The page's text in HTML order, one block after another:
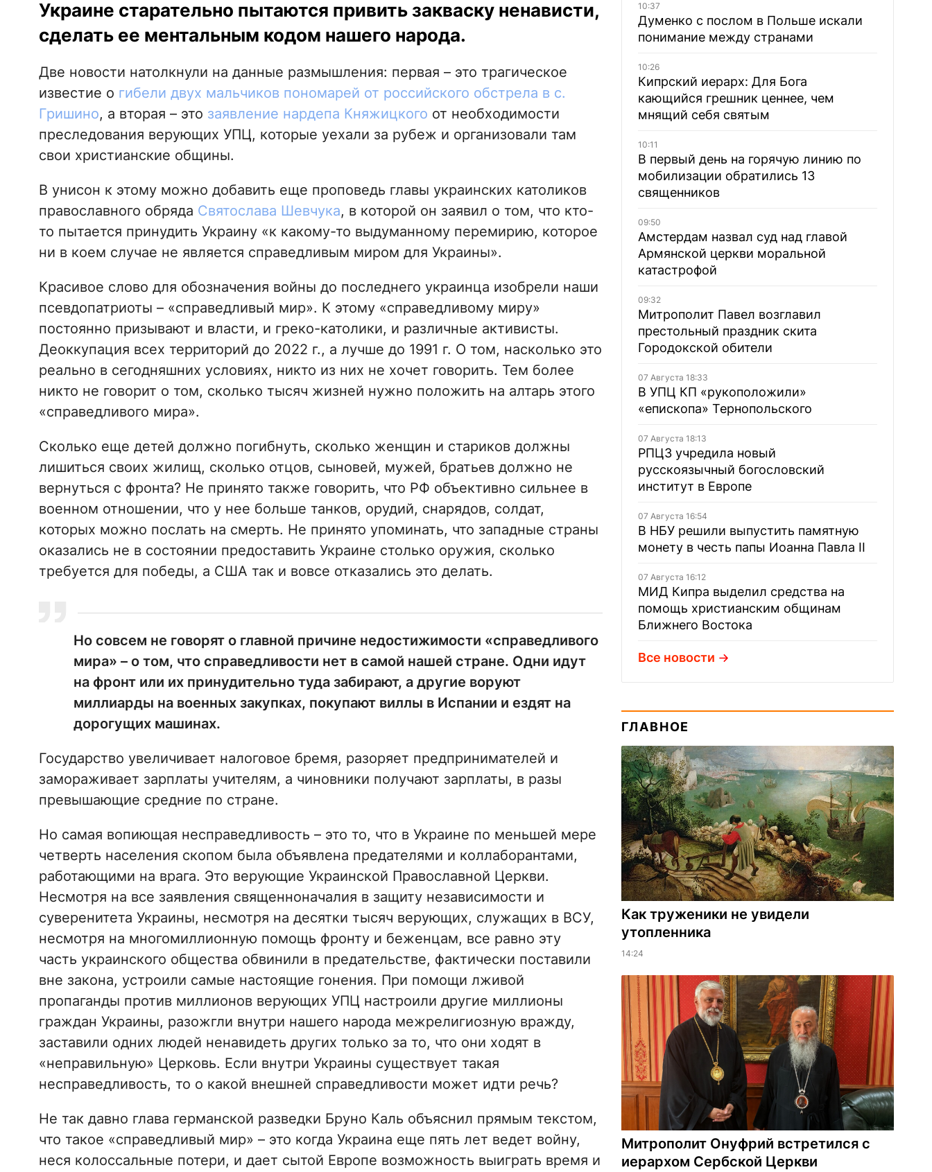
Украине старательно пытаются привить закваску ненависти,
сделать ее ментальным кодом нашего народа.
Две новости натолкнули на данные размышления: первая – это трагическое
известие о гибели двух мальчиков пономарей от российского обстрела в с.
Гришино, а вторая – это заявление нардепа Княжицкого от необходимости
преследования верующих УПЦ, которые уехали за рубеж и организовали там
свои христианские общины.
В унисон к этому можно добавить еще проповедь главы украинских католиков
православного обряда Святослава Шевчука, в которой он заявил о том, что кто-
то пытается принудить Украину «к какому-то выдуманному перемирию, которое
ни в коем случае не является справедливым миром для Украины».
Красивое слово для обозначения войны до последнего украинца изобрели наши
псевдопатриоты – «справедливый мир». К этому «справедливому миру»
постоянно призывают и власти, и греко-католики, и различные активисты.
Деоккупация всех территорий до 2022 г., а лучше до 1991 г. О том, насколько это
реально в сегодняшних условиях, никто из них не хочет говорить. Тем более
никто не говорит о том, сколько тысяч жизней нужно положить на алтарь этого
«справедливого мира».
Сколько еще детей должно погибнуть, сколько женщин и стариков должны
лишиться своих жилищ, сколько отцов, сыновей, мужей, братьев должно не
вернуться с фронта? Не принято также говорить, что РФ объективно сильнее в
военном отношении, что у нее больше танков, орудий, снарядов, солдат,
которых можно послать на смерть. Не принято упоминать, что западные страны
оказались не в состоянии предоставить Украине столько оружия, сколько
требуется для победы, а США так и вовсе отказались это делать.
Но совсем не говорят о главной причине недостижимости «справедливого
мира» – о том, что справедливости нет в самой нашей стране. Одни идут
на фронт или их принудительно туда забирают, а другие воруют
миллиарды на военных закупках, покупают виллы в Испании и ездят на
дорогущих машинах.
Государство увеличивает налоговое бремя, разоряет предпринимателей и
замораживает зарплаты учителям, а чиновники получают зарплаты, в разы
превышающие средние по стране.
Но самая вопиющая несправедливость – это то, что в Украине по меньшей мере
четверть населения скопом была объявлена предателями и коллаборантами,
работающими на врага. Это верующие Украинской Православной Церкви.
Несмотря на все заявления священноначалия в защиту независимости и
суверенитета Украины, несмотря на десятки тысяч верующих, служащих в ВСУ,
несмотря на многомиллионную помощь фронту и беженцам, все равно эту
часть украинского общества обвинили в предательстве, фактически поставили
вне закона, устроили самые настоящие гонения. При помощи лживой
пропаганды против миллионов верующих УПЦ настроили другие миллионы
граждан Украины, разожгли внутри нашего народа межрелигиозную вражду,
заставили одних людей ненавидеть других только за то, что они ходят в
«неправильную» Церковь. Если внутри Украины существует такая
несправедливость, то о какой внешней справедливости может идти речь?
Не так давно глава германской разведки Бруно Каль объяснил прямым текстом,
что такое «справедливый мир» – это когда Украина еще пять лет ведет войну,
неся колоссальные потери, и дает сытой Европе возможность выиграть время и
10:37
Думенко с послом в Польше искали
понимание между странами
10:26
Кипрский иерарх: Для Бога
кающийся грешник ценнее, чем
мнящий себя святым
10:11
В первый день на горячую линию по
мобилизации обратились 13
священников
09:50
Амстердам назвал суд над главой
Армянской церкви моральной
катастрофой
09:32
Митрополит Павел возглавил
престольный праздник скита
Городокской обители
07 Августа 18:33
В УПЦ КП «рукоположили»
«епископа» Тернопольского
07 Августа 18:13
РПЦЗ учредила новый
русскоязычный богословский
институт в Европе
07 Августа 16:54
В НБУ решили выпустить памятную
монету в честь папы Иоанна Павла II
07 Августа 16:12
МИД Кипра выделил средства на
помощь христианским общинам
Ближнего Востока
Все новости
ГЛАВНОЕ
Как труженики не увидели
утопленника
14:24
Митрополит Онуфрий встретился с
иерархом Сербской Церкви